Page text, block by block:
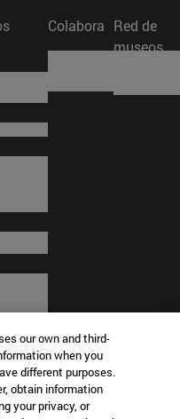
Colabora Red de
museos
our own and third-
when you
different purposes.
obtain information
your privacy, or